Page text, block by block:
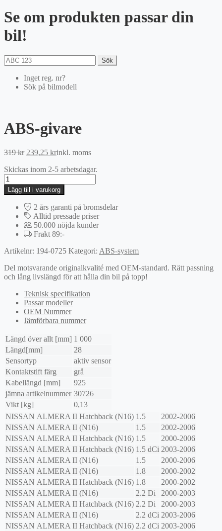
Se om produkten passar din
bil!
Sök
Inget reg. nr?
Sök på bilmodell
ABS-givare
319kr Det
priset
319 kr.
239,25 krDet
priset
239,25 kr.
inkl. moms
Skickas inom 2-5 arbetsdagar.
ABS-
givare
mängd
Lägg till i varukorg
2 års garanti på bromsdelar
Alltid pressade priser
50.000 nöjda kunder
Frakt 89:-
Artikelnr: 194-0725 Kategori: ABS-system
Del motsvarande originalkvalité med OEM-standard. Rätt passning
och lång livslängd för att hålla din bil på topp!
Teknisk specifikation
Passar modeller
OEM Nummer
Jämförbara nummer
Längd över allt [mm] 1 000
Längd[mm]
28
Sensortyp
aktiv sensor
Kontaktstift färg
grå
Kabellängd [mm]
925
jämna artikelnummer 30726
Vikt [kg]
0,13
NISSAN ALMERA II Hatchback (N16) 1.5
2002-2006
NISSAN ALMERA II (N16) 1.5
2002-2006
NISSAN ALMERA II Hatchback (N16) 1.5
2000-2006
NISSAN ALMERA II Hatchback (N16) 1.5 dCi 2003-2006
NISSAN ALMERA II (N16) 1.5
2000-2006
NISSAN ALMERA II (N16) 1.8
2000-2002
NISSAN ALMERA II Hatchback (N16) 1.8
2000-2002
NISSAN ALMERA II (N16) 2.2 Di
2000-2003
NISSAN ALMERA II Hatchback (N16) 2.2 Di
2000-2003
NISSAN ALMERA II (N16) 2.2 dCi 2003-2006
NISSAN ALMERA II Hatchback (N16) 2.2 dCi 2003-2006